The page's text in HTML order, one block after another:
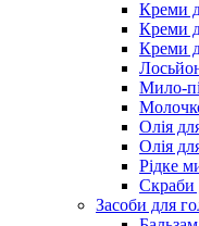
Креми
Креми
Креми
Мило-
Олія
Олія
Рідке
Скраби
Засоби для